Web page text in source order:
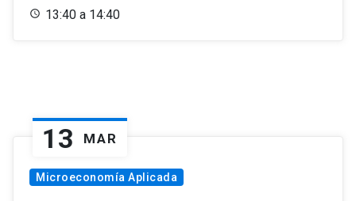
13:40 a 14:40
13 MAR
Microeconomía Aplicada